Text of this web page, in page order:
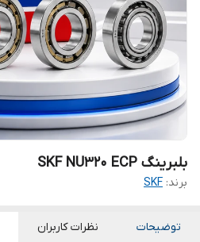
بلبرینگ SKF NU320 ECP
برند: SKF
توضیحات نظرات کاربران